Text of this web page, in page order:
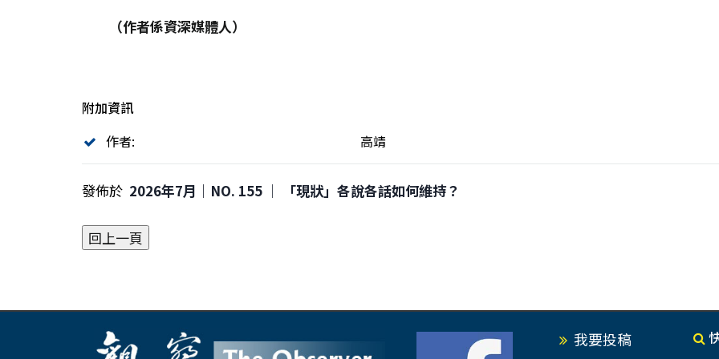
（作者係資深媒體人）
附加資訊
作者:
高靖
發佈於 2026年7月｜NO. 155 │ 「現狀」各說各話如何維持？
我要投稿